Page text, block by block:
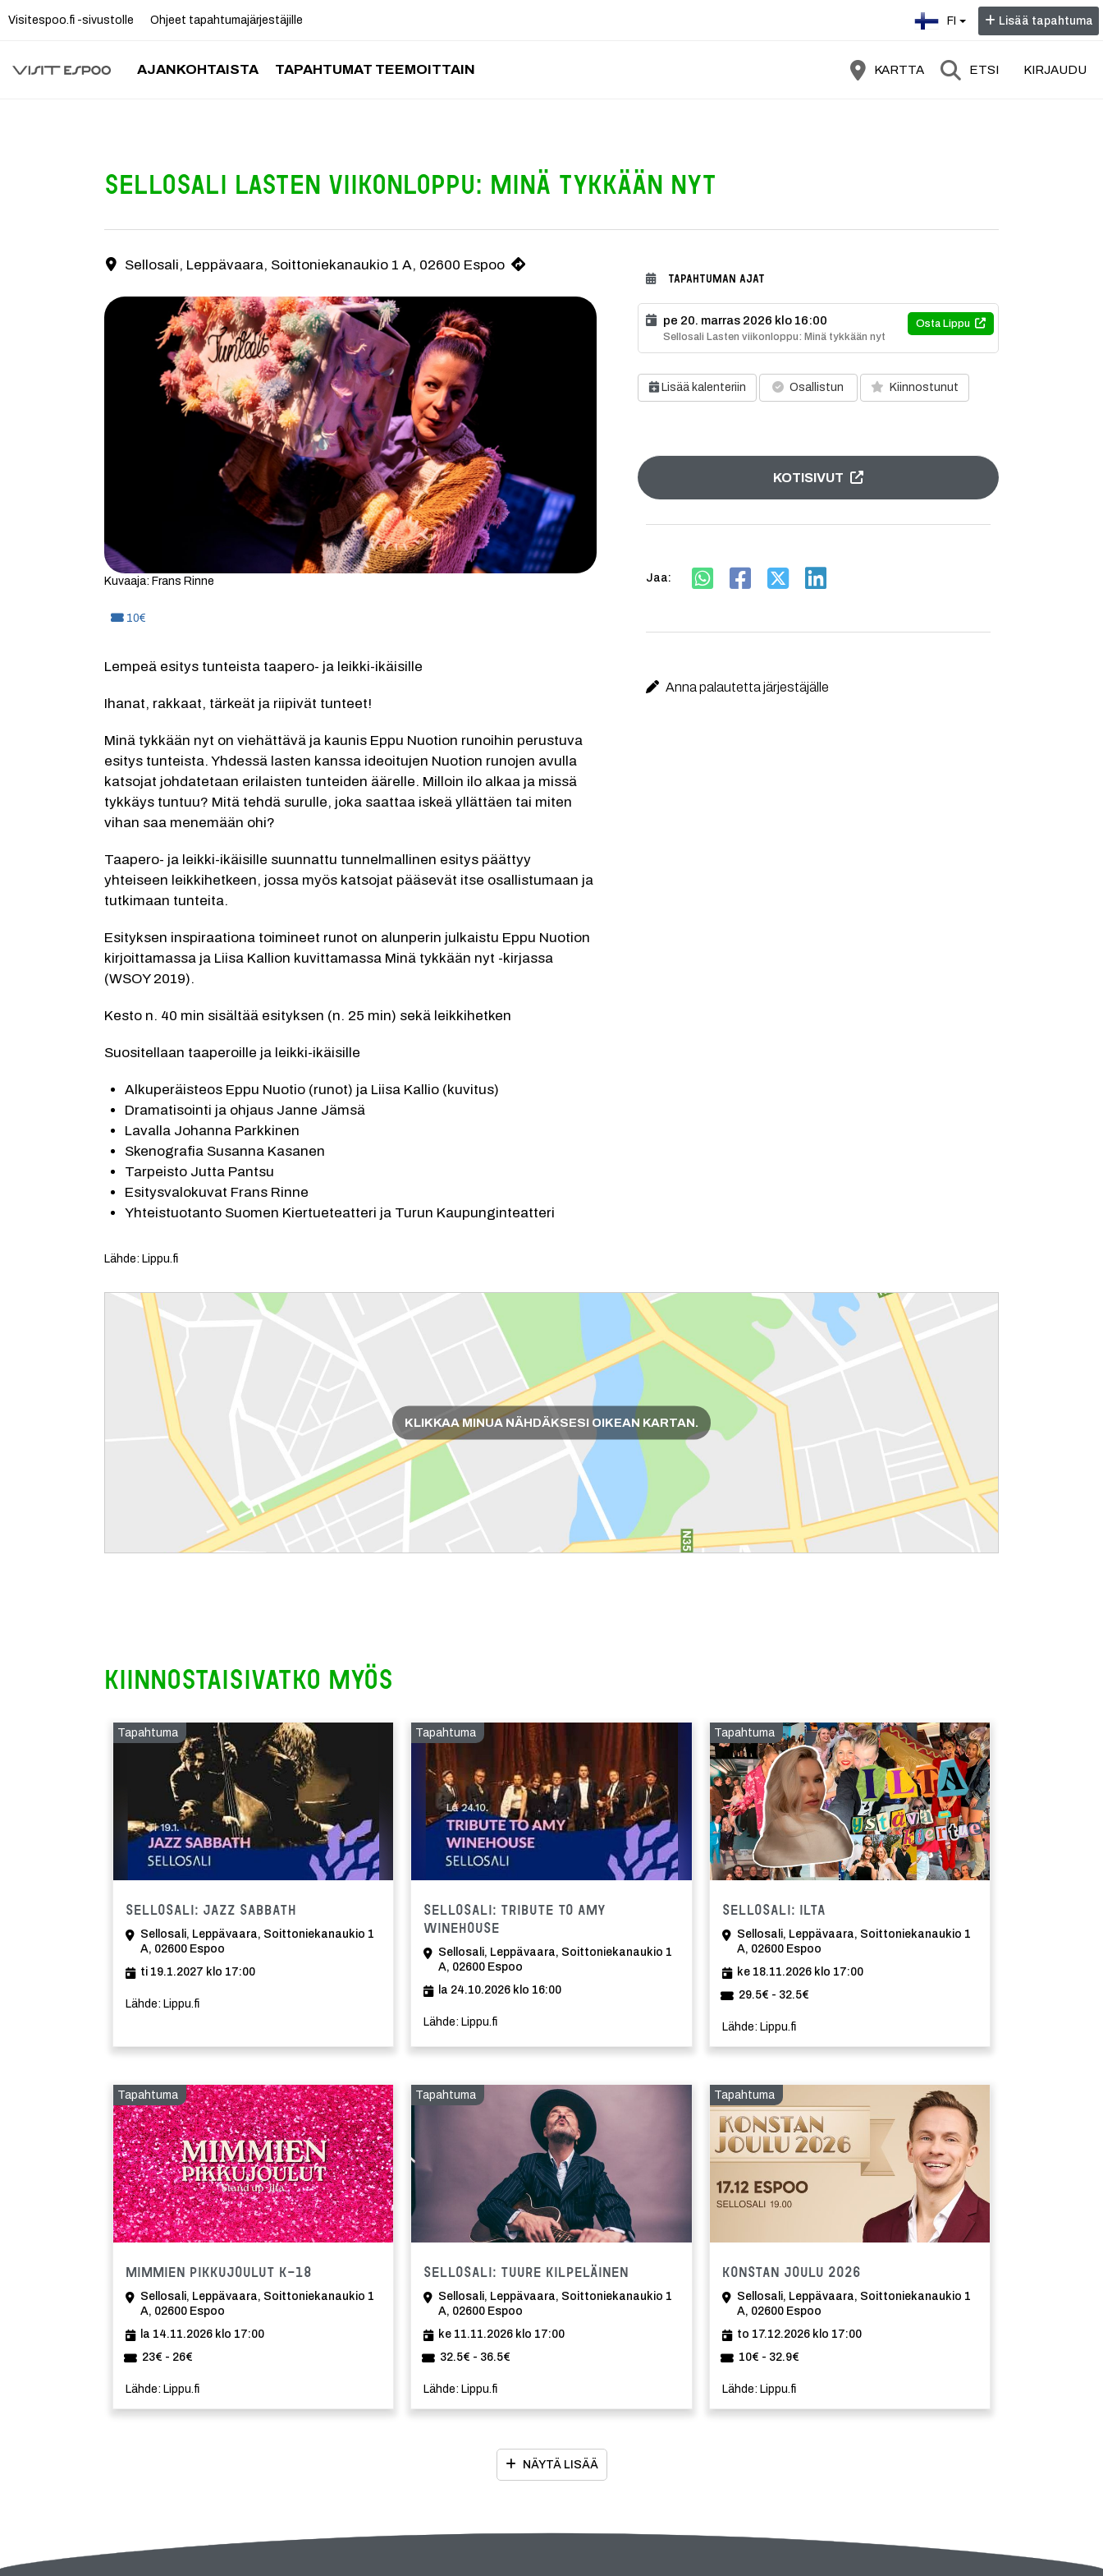
Visitespoo.fi -sivustolle Ohjeet tapahtumajärjestäjille FI Lisää tapahtuma
AJANKOHTAISTA TAPAHTUMAT TEEMOITTAIN KARTTA ETSI KIRJAUDU
Sellosali Lasten viikonloppu: Minä tykkään nyt
Minä tykkään nyt on viehättävä ja kaunis Eppu Nuotion runoihin perustuva esitys tunteista. Tunnelmallinen esitys päättyy yhteiseen leikkihetkeen, jossa katsojat pääsevät itse
Yhteystiedot
Sellosali, Leppävaara, Soittoniekanaukio 1 A, 02600 Espoo
Kuvaaja: Frans Rinne
Hinta:
10€
Lempeä esitys tunteista taapero- ja leikki-ikäisille
Ihanat, rakkaat, tärkeät ja riipivät tunteet!
Minä tykkään nyt on viehättävä ja kaunis Eppu Nuotion runoihin perustuva
esitys tunteista. Yhdessä lasten kanssa ideoitujen Nuotion runojen avulla
katsojat johdatetaan erilaisten tunteiden äärelle. Milloin ilo alkaa ja missä
tykkäys tuntuu? Mitä tehdä surulle, joka saattaa iskeä yllättäen tai miten
vihan saa menemään ohi?
Taapero- ja leikki-ikäisille suunnattu tunnelmallinen esitys päättyy
yhteiseen leikkihetkeen, jossa myös katsojat pääsevät itse osallistumaan ja
tutkimaan tunteita.
Esityksen inspiraationa toimineet runot on alunperin julkaistu Eppu Nuotion
kirjoittamassa ja Liisa Kallion kuvittamassa Minä tykkään nyt -kirjassa
(WSOY 2019).
Kesto n. 40 min sisältää esityksen (n. 25 min) sekä leikkihetken
Suositellaan taaperoille ja leikki-ikäisille
Alkuperäisteos Eppu Nuotio (runot) ja Liisa Kallio (kuvitus)
Dramatisointi ja ohjaus Janne Jämsä
Lavalla Johanna Parkkinen
Skenografia Susanna Kasanen
Tarpeisto Jutta Pantsu
Esitysvalokuvat Frans Rinne
Yhteistuotanto Suomen Kiertueteatteri ja Turun Kaupunginteatteri
Lähde: Lippu.fi
TAPAHTUMAN AJAT
Osta Lippu
pe 20. marras 2026 klo 16:00
Sellosali Lasten viikonloppu: Minä tykkään nyt
Lisää kalenteriin Osallistun Kiinnostunut
KOTISIVUT
Jaa:
Anna palautetta järjestäjälle
Reittiohjeet
KLIKKAA MINUA NÄHDÄKSESI OIKEAN KARTAN.
Kiinnostaisivatko myös
Tapahtuma
Sellosali: Jazz Sabbath
Sellosali, Leppävaara, Soittoniekanaukio 1
A, 02600 Espoo
ti 19.1.2027 klo 17:00
Lähde: Lippu.fi
Tapahtuma
Sellosali: Tribute to Amy
Winehouse
Sellosali, Leppävaara, Soittoniekanaukio 1
A, 02600 Espoo
la 24.10.2026 klo 16:00
Lähde: Lippu.fi
Tapahtuma
Sellosali: Ilta
Sellosali, Leppävaara, Soittoniekanaukio 1
A, 02600 Espoo
ke 18.11.2026 klo 17:00
29.5€ - 32.5€
Lähde: Lippu.fi
Tapahtuma
Mimmien pikkujoulut K-18
Sellosali, Leppävaara, Soittoniekanaukio 1
A, 02600 Espoo
la 14.11.2026 klo 17:00
23€ - 26€
Lähde: Lippu.fi
Tapahtuma
Sellosali: Tuure Kilpeläinen
Sellosali, Leppävaara, Soittoniekanaukio 1
A, 02600 Espoo
ke 11.11.2026 klo 17:00
32.5€ - 36.5€
Lähde: Lippu.fi
Tapahtuma
Konstan joulu 2026
Sellosali, Leppävaara, Soittoniekanaukio 1
A, 02600 Espoo
to 17.12.2026 klo 17:00
10€ - 32.9€
Lähde: Lippu.fi
NÄYTÄ LISÄÄ